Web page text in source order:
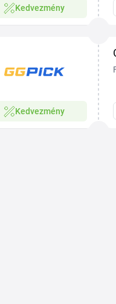
Kedvezmény
Kedvezmény